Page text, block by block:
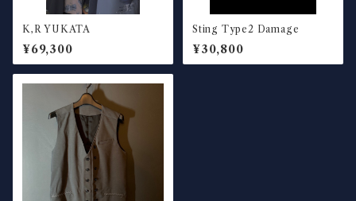
K,R YUKATA
¥69,300
Sting Type2 Damage
¥30,800